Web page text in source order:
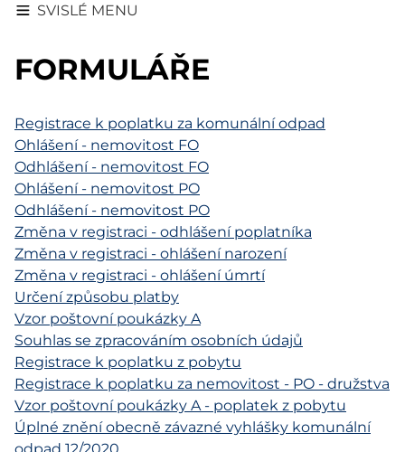
SVISLÉ MENU
FORMULÁŘE
Registrace k poplatku za komunální odpad
Ohlášení - nemovitost FO
Odhlášení - nemovitost FO
Ohlášení - nemovitost PO
Odhlášení - nemovitost PO
Změna v registraci - odhlášení poplatníka
Změna v registraci - ohlášení narození
Změna v registraci - ohlášení úmrtí
Určení způsobu platby
Vzor poštovní poukázky A
Souhlas se zpracováním osobních údajů
Registrace k poplatku z pobytu
Registrace k poplatku za nemovitost - PO - družstva
Vzor poštovní poukázky A - poplatek z pobytu
Úplné znění obecně závazné vyhlášky komunální
odpad 12/2020